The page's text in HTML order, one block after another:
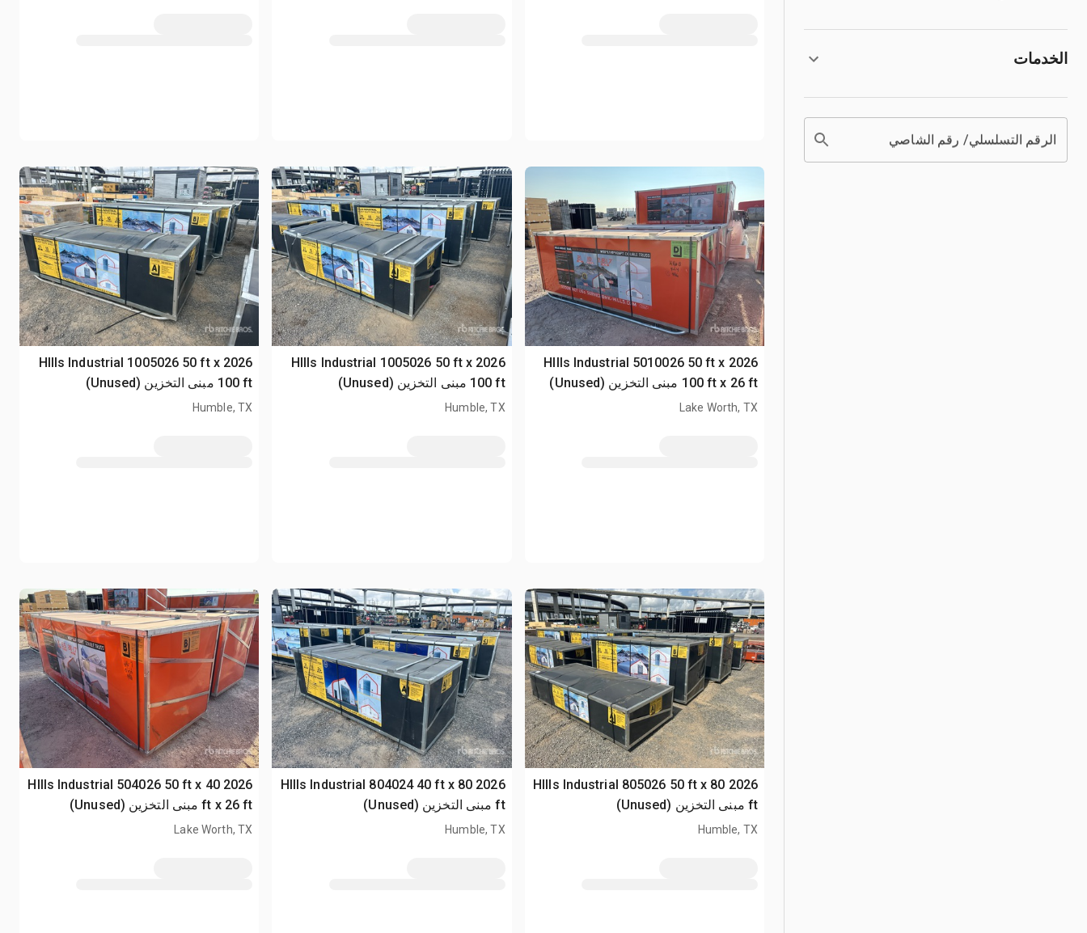
الخدمات
الرقم التسلسلي/ رقم الشاصي
2026 HIlls Industrial 5010026 50 ft x
100 ft x 26 ft مبنى التخزين (Unused)
Lake Worth, TX
2026 HIlls Industrial 1005026 50 ft x
100 ft مبنى التخزين (Unused)
Humble, TX
2026 HIlls Industrial 1005026 50 ft x
100 ft مبنى التخزين (Unused)
Humble, TX
2026 HIlls Industrial 805026 50 ft x 80
ft مبنى التخزين (Unused)
Humble, TX
2026 HIlls Industrial 804024 40 ft x 80
ft مبنى التخزين (Unused)
Humble, TX
2026 HIlls Industrial 504026 50 ft x 40
ft x 26 ft مبنى التخزين (Unused)
Lake Worth, TX